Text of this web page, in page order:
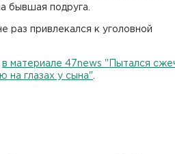
бывшая подруга.
раз привлекался к уголовной
в материале 47news "Пытался
на глазах у сына"